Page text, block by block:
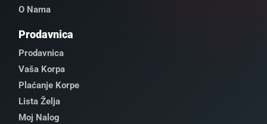
O Nama
Prodavnica
Prodavnica
Vaša Korpa
Plaćanje Korpe
Lista Želja
Moj Nalog